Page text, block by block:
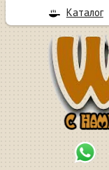
Каталог